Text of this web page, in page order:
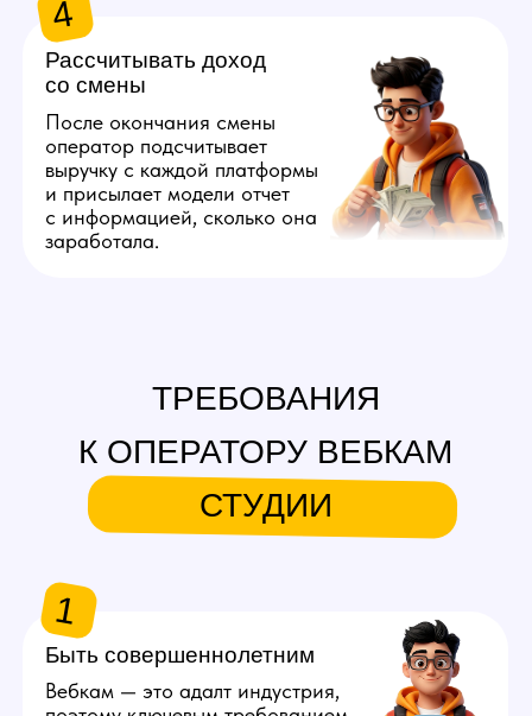
Опыт работы не обязателен
Начать сотрудничество можно
без опыта: мы обучим
основным навыкам, нужным
в профессии, и вы сможете
успешно приступить к работе
оператора вебкам студии.
Базово понимать
английский
3
скорость печати, так как
он будет постоянно общаться
с несколькими людьми. Это
умение позволит эффективнее
переписываться со зрителями,
что в результате повысит доход
со смены.